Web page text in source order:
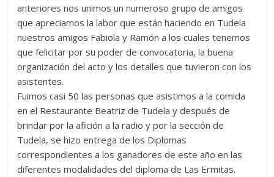
anteriores nos unimos un numeroso grupo de amigos
que apreciamos la labor que están haciendo en Tudela
nuestros amigos Fabiola y Ramón a los cuales tenemos
que felicitar por su poder de convocatoria, la buena
organización del acto y los detalles que tuvieron con los
asistentes.
Fuimos casi 50 las personas que asistimos a la comida
en el Restaurante Beatriz de Tudela y después de
brindar por la afición a la radio y por la sección de
Tudela, se hizo entrega de los Diplomas
correspondientes a los ganadores de este año en las
diferentes modalidades del diploma de Las Ermitas.